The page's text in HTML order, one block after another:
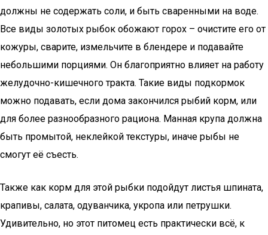
должны не содержать соли, и быть сваренными на воде.
Все виды золотых рыбок обожают горох – очистите его от
кожуры, сварите, измельчите в блендере и подавайте
небольшими порциями. Он благоприятно влияет на работу
желудочно-кишечного тракта. Такие виды подкормок
можно подавать, если дома закончился рыбий корм, или
для более разнообразного рациона. Манная крупа должна
быть промытой, неклейкой текстуры, иначе рыбы не
смогут её съесть.
Также как корм для этой рыбки подойдут листья шпината,
крапивы, салата, одуванчика, укропа или петрушки.
Удивительно, но этот питомец есть практически всё, к